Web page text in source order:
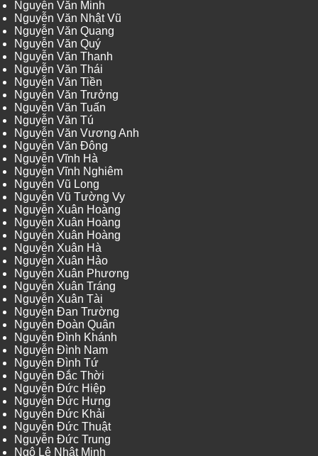
Nguyễn Văn Minh
Nguyễn Văn Nhật Vũ
Nguyễn Văn Quang
Nguyễn Văn Quý
Nguyễn Văn Thanh
Nguyễn Văn Thái
Nguyễn Văn Tiền
Nguyễn Văn Trưởng
Nguyễn Văn Tuấn
Nguyễn Văn Tú
Nguyễn Văn Vương Anh
Nguyễn Văn Đông
Nguyễn Vĩnh Hà
Nguyễn Vĩnh Nghiêm
Nguyễn Vũ Long
Nguyễn Vũ Tường Vy
Nguyễn Xuân Hoàng
Nguyễn Xuân Hoàng
Nguyễn Xuân Hoàng
Nguyễn Xuân Hà
Nguyễn Xuân Hảo
Nguyễn Xuân Phương
Nguyễn Xuân Tráng
Nguyễn Xuân Tài
Nguyễn Đan Trường
Nguyễn Đoàn Quân
Nguyễn Đình Khánh
Nguyễn Đình Nam
Nguyễn Đình Tứ
Nguyễn Đắc Thời
Nguyễn Đức Hiệp
Nguyễn Đức Hưng
Nguyễn Đức Khải
Nguyễn Đức Thuật
Nguyễn Đức Trung
Ngô Lê Nhật Minh